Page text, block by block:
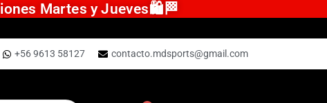
Martes y Jueves🛍️🏁
+56 9613 58127 contacto.mdsports@gmail.com